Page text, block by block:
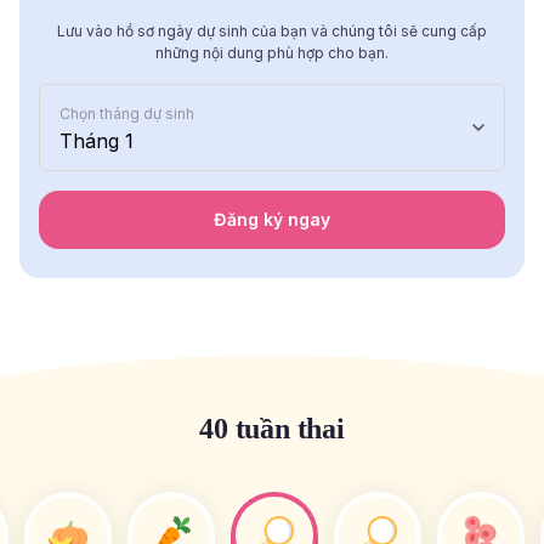
Lưu vào hồ sơ ngày dự sinh của bạn và chúng tôi sẽ cung cấp
những nội dung phù hợp cho bạn.
Chọn tháng dự sinh
Tháng 1
Đăng ký ngay
40 tuần thai